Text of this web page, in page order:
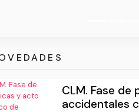
CLM. Fase
accidentales